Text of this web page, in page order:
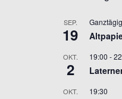
SEP.
19
Ganztägig
OKT.
2
19:00 -
OKT. 19:30